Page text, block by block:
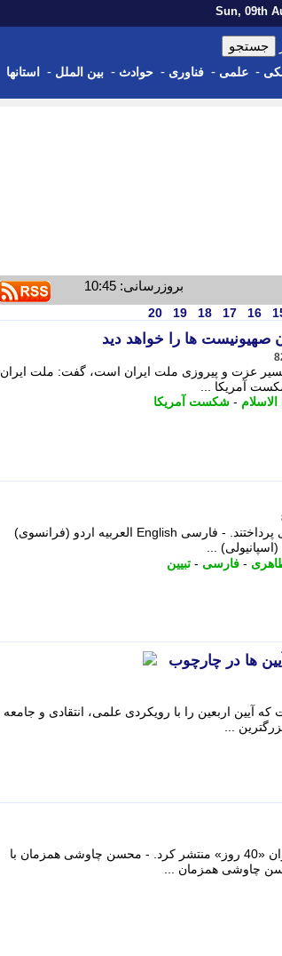
- علمی - فناوری - حوادث - بین الملل - استانها
بروزرسانی: 10:45
16
17
18
19
20
صهیونیست ها را خواهد دید
مسیر عزت و پیروزی ملت ایران است، گفت: ملت ایران
آمریکا ...
- شکست آمریکا
حوزه/ آیت الله العظمی مظاهری در کلامی به تبیین آثار مخرب ریاکاری پرداختند. - فارسی English العربیه اردو (فرانسوی)
- فارسی - تبیین
ها در چارچوب
آیین اربعین را با رویکردی علمی، انتقادی و جامعه
...
محسن چاوشی همزمان با فرارسیدن ایام اربعین، قطعه ای تازه با عنوان «40 روز» منتشر کرد. - محسن چاوشی همزمان با